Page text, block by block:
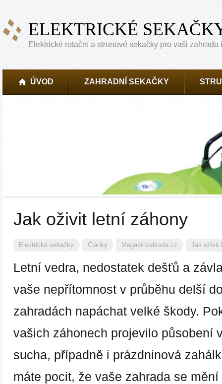
ELEKTRICKÉ
Elektrické rotační a strunové sekačky pro vaši zahradu
ÚVOD ZAHRADNÍ SEKAČKY
Jak oživit letní záhony
Elektrické sekačky Články Magazinzahrada.cz Jak oživit
Letní vedra, nedostatek dešťů a
vaše nepřítomnost v průběhu delší
zahradách napáchat velké škody.
vašich záhonech projevilo působení
sucha, případně i prázdninová
máte pocit, že vaše zahrada se